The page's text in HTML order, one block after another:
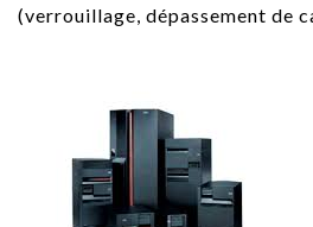
(verrouillage, dépassement de